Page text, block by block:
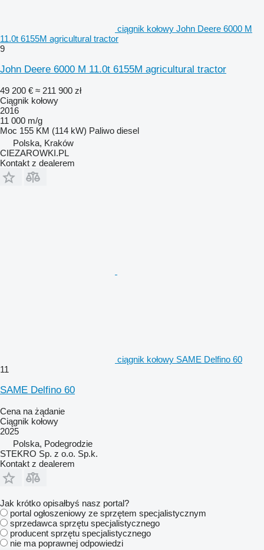
ciągnik kołowy John Deere 6000 M
11.0t 6155M agricultural tractor
9
John Deere 6000 M 11.0t 6155M agricultural tractor
49 200 € ≈ 211 900 zł
Ciągnik kołowy
2016
11 000 m/g
Moc 155 KM (114 kW) Paliwo diesel
Polska, Kraków
CIEZAROWKI.PL
Kontakt z dealerem
ciągnik kołowy SAME Delfino 60
11
SAME Delfino 60
Cena na żądanie
Ciągnik kołowy
2025
Polska, Podegrodzie
STEKRO Sp. z o.o. Sp.k.
Kontakt z dealerem
Jak krótko opisałbyś nasz portal?
portal ogłoszeniowy ze sprzętem specjalistycznym
sprzedawca sprzętu specjalistycznego
producent sprzętu specjalistycznego
nie ma poprawnej odpowiedzi